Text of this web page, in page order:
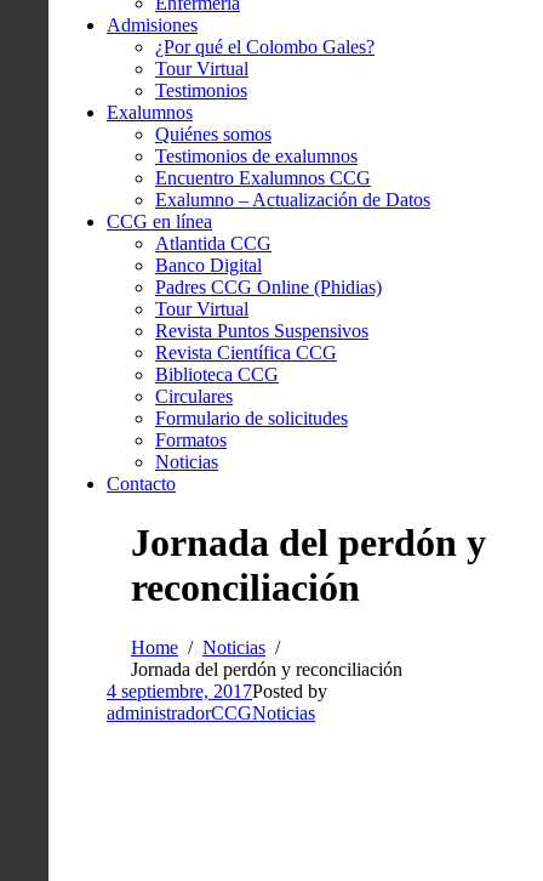
Admisiones
¿Por qué el Colombo Gales?
Tour Virtual
Testimonios
Exalumnos
Quiénes somos
Testimonios de exalumnos
Encuentro Exalumnos CCG
Exalumno – Actualización de Datos
CCG en línea
Atlantida CCG
Banco Digital
Padres CCG Online (Phidias)
Tour Virtual
Revista Puntos Suspensivos
Revista Científica CCG
Biblioteca CCG
Circulares
Formulario de solicitudes
Formatos
Noticias
Contacto
Jornada del perdón y
reconciliación
Home
Noticias
Jornada del perdón y reconciliación
4 septiembre, 2017Posted by
administradorCCGNoticias